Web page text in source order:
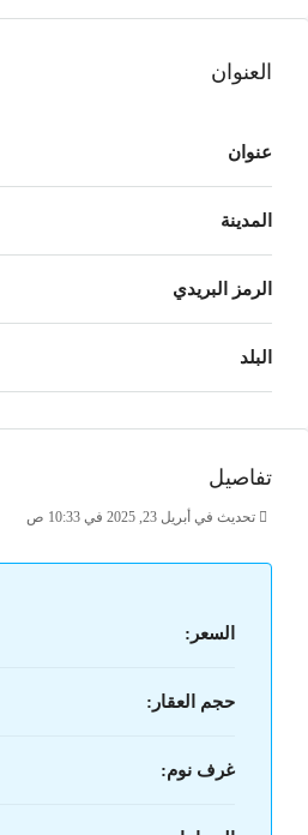
العنوان
عنوان
المدينة
الرمز البريدي
البلد
تفاصيل
تحديث في أبريل 23, 2025 في 10:33 ص
السعر:
حجم العقار:
غرف نوم: